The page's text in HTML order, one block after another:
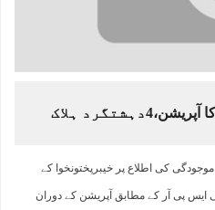
ہلاک
کی اطلاع پر خیبرپختونخوا کے
ایس پی آر کے مطابق آپریشن کے دوران